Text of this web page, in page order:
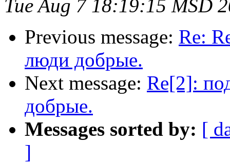
Tue Aug 7 18:19:15 MSD
Previous message: Re:
люди добрые.
Next message: Re[2]:
добрые.
Messages sorted by: [
]